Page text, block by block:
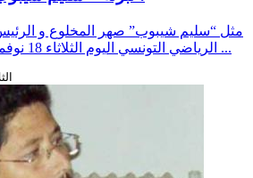
مثل “سليم شيبوب” صهر المخلوع و
الرياضي التونسي اليوم الثلاثاء 18 نوفمبر 2014 أمام القضاء بال ...